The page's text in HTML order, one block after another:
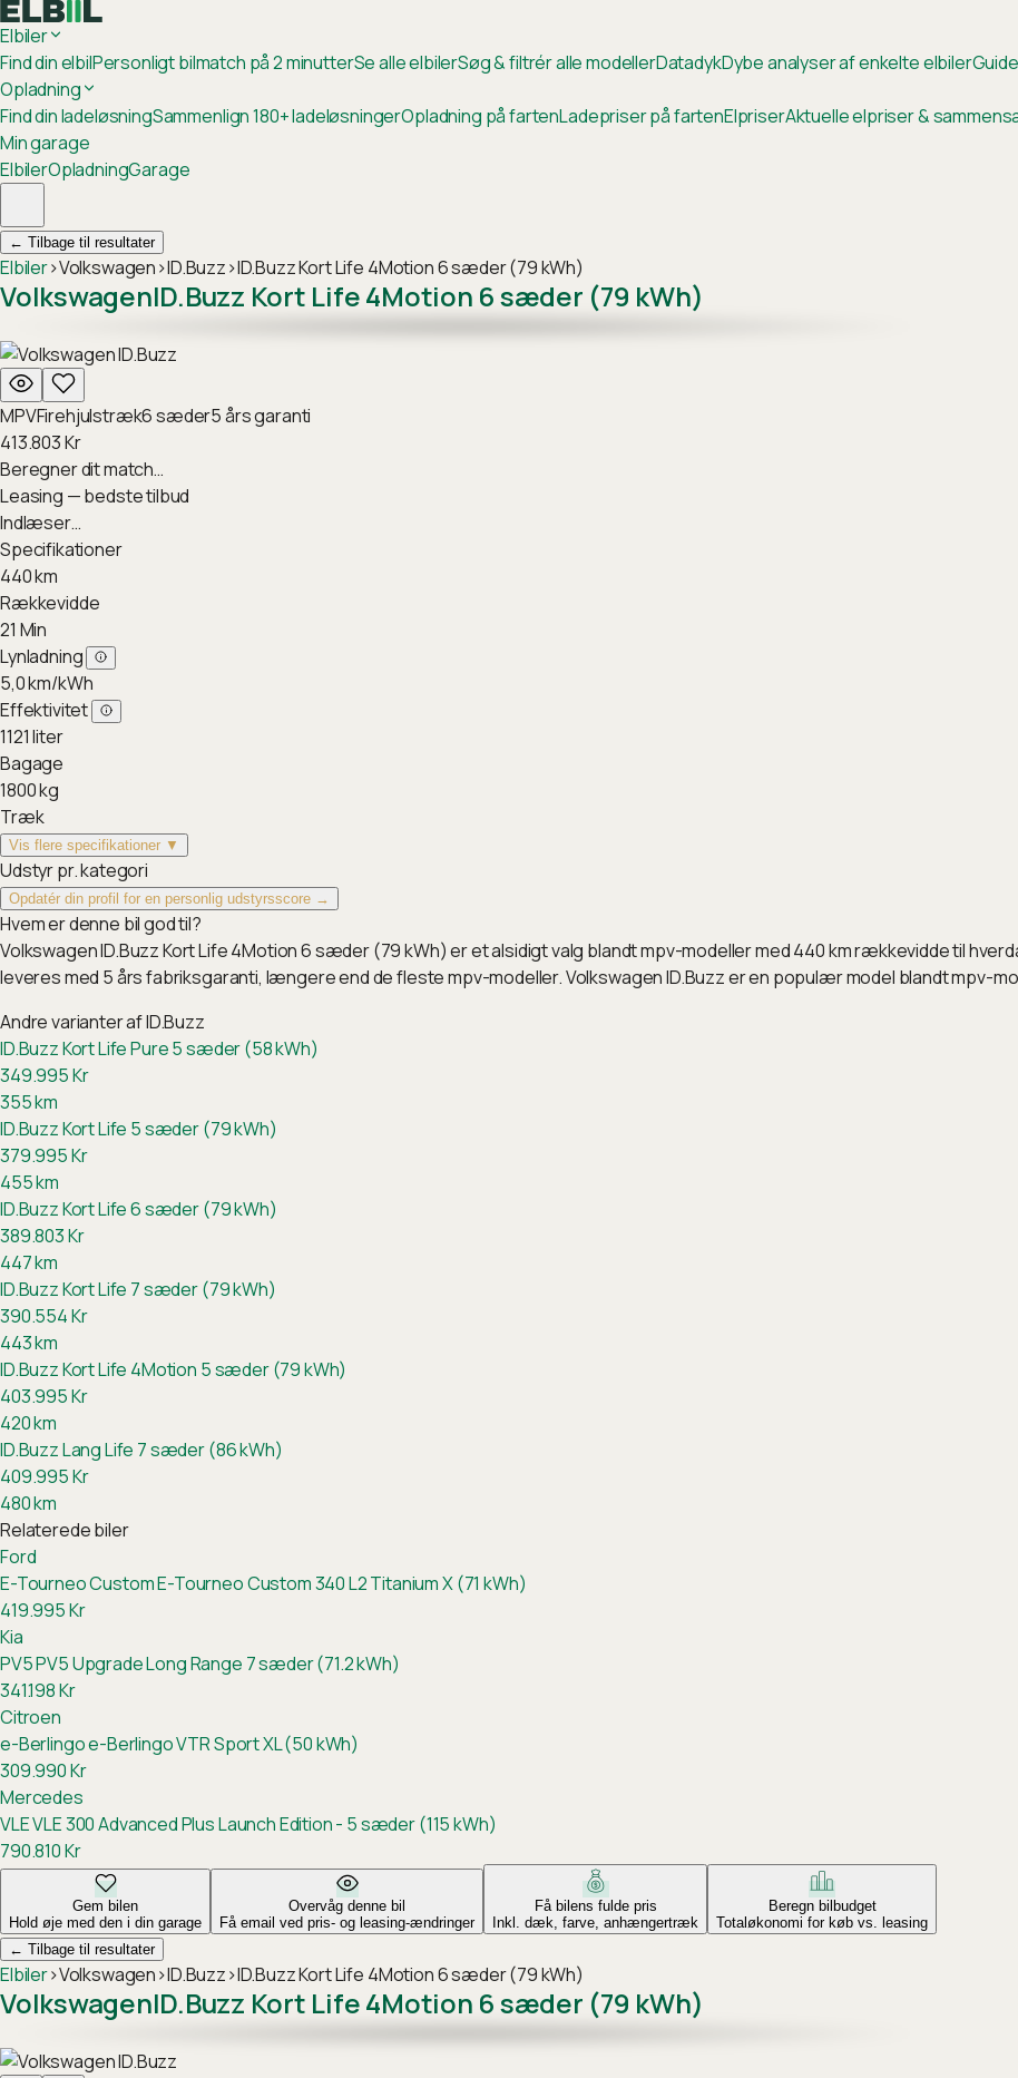
Elbiler
Find din elbilPersonligt bilmatch på 2 minutterSe alle elbilerSøg & filtrér alle modellerDatadykDybe analyser af enkelte elbiler
Opladning
Find din ladeløsningSammenlign 180+ ladeløsningerOpladning på fartenLadepriser på fartenElpriserAktuelle elpriser &
Min garage
ElbilerOpladningGarage
← Tilbage til resultater
Elbiler›Volkswagen›ID.Buzz›ID.Buzz Kort Life 4Motion 6 sæder (79 kWh)
VolkswagenID.Buzz Kort Life 4Motion 6 sæder (79 kWh)
MPVFirehjulstræk6sæder5års garanti
413.803Kr
Beregner dit match…
Leasing — bedste tilbud
Indlæser…
Specifikationer
440km
Rækkevidde
21 Min
Lynladning
5,0km/kWh
Effektivitet
1121liter
Bagage
1800kg
Træk
Vis flere specifikationer ▼
Udstyr pr. kategori
Opdatér din profil for en personlig udstyrsscore →
Hvem er denne bil god til?
Volkswagen ID.Buzz Kort Life 4Motion 6 sæder (79 kWh) er et alsidigt valg blandt mpv-modeller med 440 km rækkevidde til
leveres med 5 års fabriksgaranti, længere end de fleste mpv-modeller. Volkswagen ID.Buzz er en populær model blandt mpv-
Andre varianter afID.Buzz
ID.Buzz Kort Life Pure 5 sæder (58 kWh)
349.995Kr
355km
ID.Buzz Kort Life 5 sæder (79 kWh)
379.995Kr
455km
ID.Buzz Kort Life 6 sæder (79 kWh)
389.803Kr
447km
ID.Buzz Kort Life 7 sæder (79 kWh)
390.554Kr
443km
ID.Buzz Kort Life 4Motion 5 sæder (79 kWh)
403.995Kr
420km
ID.Buzz Lang Life 7 sæder (86 kWh)
409.995Kr
480km
Relaterede biler
Ford
E-Tourneo CustomE-Tourneo Custom 340 L2 Titanium X (71 kWh)
419.995Kr
Kia
PV5PV5 Upgrade Long Range 7 sæder (71.2 kWh)
341.198Kr
Citroen
e-Berlingoe-Berlingo VTR Sport XL (50 kWh)
309.990Kr
Mercedes
VLEVLE 300 Advanced Plus Launch Edition - 5 sæder (115 kWh)
790.810Kr
Gem bilen
Hold øje med den i din garage
Overvåg denne bil
Få email ved pris- og leasing-ændringer
Få bilens fulde pris
Inkl. dæk, farve, anhængertræk
Beregn bilbudget
Totaløkonomi for køb vs. leasing
← Tilbage til resultater
Elbiler›Volkswagen›ID.Buzz›ID.Buzz Kort Life 4Motion 6 sæder (79 kWh)
VolkswagenID.Buzz Kort Life 4Motion 6 sæder (79 kWh)